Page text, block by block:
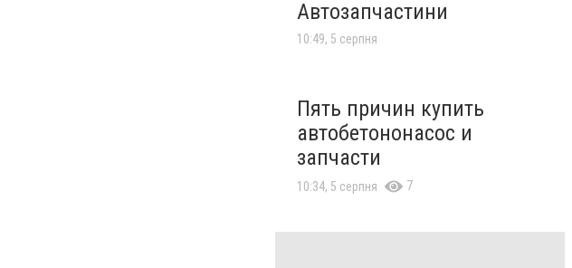
Автозапчастини
10:49, 5 серпня
Пять причин купить
автобетононасос и
запчасти
10:34, 5 серпня 7